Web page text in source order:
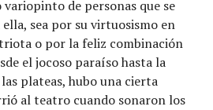
de personas que se
sea por su virtuosismo en
o por la feliz combinación
el jocoso paraíso hasta la
plateas, hubo una cierta
al teatro cuando sonaron los